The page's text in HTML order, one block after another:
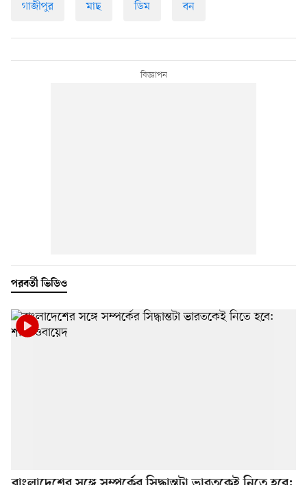
গাজীপুর মাছ ডিম বন
পরবর্তী ভিডিও